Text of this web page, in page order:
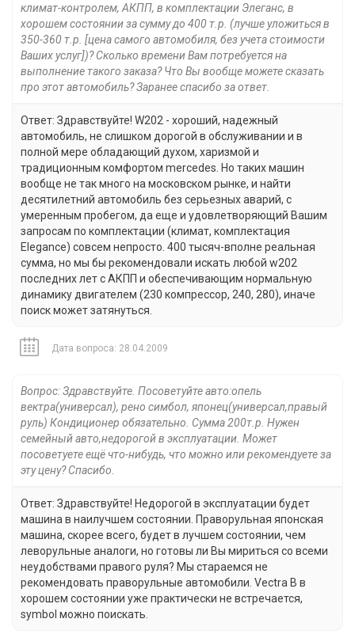
климат-контролем, АКПП, в комплектации Элеганс, в
хорошем состоянии за сумму до 400 т.р. (лучше уложиться в
350-360 т.р. [цена самого автомобиля, без учета стоимости
Ваших услуг])? Сколько времени Вам потребуется на
выполнение такого заказа? Что Вы вообще можете сказать
про этот автомобиль? Заранее спасибо за ответ.
Ответ: Здравствуйте! W202 - хороший, надежный
автомобиль, не слишком дорогой в обслуживании и в
полной мере обладающий духом, харизмой и
традиционным комфортом mercedes. Но таких машин
вообще не так много на московском рынке, и найти
десятилетний автомобиль без серьезных аварий, с
умеренным пробегом, да еще и удовлетворяющий Вашим
запросам по комплектации (климат, комплектация
Elegance) совсем непросто. 400 тысяч-вполне реальная
сумма, но мы бы рекомендовали искать любой w202
последних лет с АКПП и обеспечивающим нормальную
динамику двигателем (230 компрессор, 240, 280), иначе
поиск может затянуться.
Дата вопроса: 28.04.2009
Вопрос: Здравствуйте. Посоветуйте авто:опель
вектра(универсал), рено симбол, японец(универсал,правый
руль) Кондиционер обязательно. Сумма 200т.р. Нужен
семейный авто,недорогой в эксплуатации. Может
посоветуете ещё что-нибудь, что можно или рекомендуете за
эту цену? Спасибо.
Ответ: Здравствуйте! Недорогой в эксплуатации будет
машина в наилучшем состоянии. Праворульная японская
машина, скорее всего, будет в лучшем состоянии, чем
леворульные аналоги, но готовы ли Вы мириться со всеми
неудобствами правого руля? Мы стараемся не
рекомендовать праворульные автомобили. Vectra B в
хорошем состоянии уже практически не встречается,
symbol можно поискать.